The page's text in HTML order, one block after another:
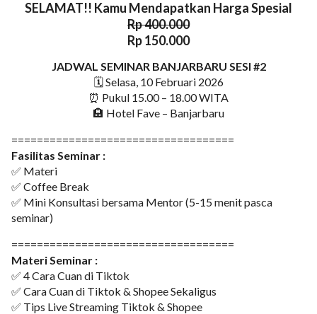
SELAMAT!! Kamu Mendapatkan Harga Spesial
Rp 400.000
Rp 150.000
JADWAL SEMINAR BANJARBARU SESI #2
🗓 Selasa, 10 Februari 2026
⏰ Pukul 15.00 – 18.00 WITA
🏨 Hotel Fave – Banjarbaru
===================================
Fasilitas Seminar :
✅ Materi
✅ Coffee Break
✅ Mini Konsultasi bersama Mentor (5-15 menit pasca
seminar)
===================================
Materi Seminar :
✅ 4 Cara Cuan di Tiktok
✅ Cara Cuan di Tiktok & Shopee Sekaligus
✅ Tips Live Streaming Tiktok & Shopee